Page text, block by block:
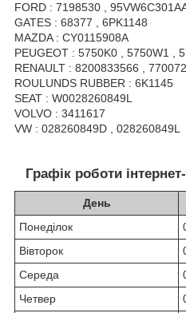
FORD : 7198530 ,
GATES : 68377 , 6PK1148
MAZDA : CY0115908A
PEUGEOT : 5750K0 , 5750W1 ,
RENAULT : 8200833566 ,
ROULUNDS RUBBER : 6K1145
SEAT : W0028260849L
VOLVO : 3411617
VW : 028260849D , 028260849L
Графік роботи
День
Понеділок
Вівторок
Середа
Четвер